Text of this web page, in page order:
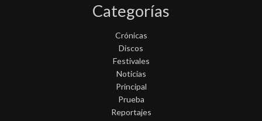
Categorías
Crónicas
Discos
Festivales
Noticias
Principal
Prueba
Reportajes